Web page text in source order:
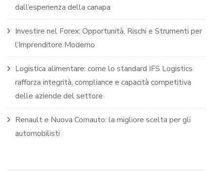
dall’esperienza della canapa
Investire nel Forex: Opportunità, Rischi e Strumenti per
l’Imprenditore Moderno
Logistica alimentare: come lo standard IFS Logistics
rafforza integrità, compliance e capacità competitiva
delle aziende del settore
Renault e Nuova Comauto: la migliore scelta per gli
automobilisti